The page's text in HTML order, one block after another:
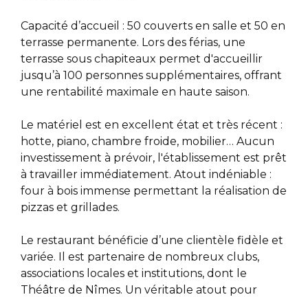
Capacité d’accueil : 50 couverts en salle et 50 en
terrasse permanente. Lors des férias, une
terrasse sous chapiteaux permet d'accueillir
jusqu’à 100 personnes supplémentaires, offrant
une rentabilité maximale en haute saison.
Le matériel est en excellent état et très récent :
hotte, piano, chambre froide, mobilier… Aucun
investissement à prévoir, l'établissement est prêt
à travailler immédiatement. Atout indéniable :
four à bois immense permettant la réalisation de
pizzas et grillades.
Le restaurant bénéficie d’une clientèle fidèle et
variée. Il est partenaire de nombreux clubs,
associations locales et institutions, dont le
Théâtre de Nîmes. Un véritable atout pour